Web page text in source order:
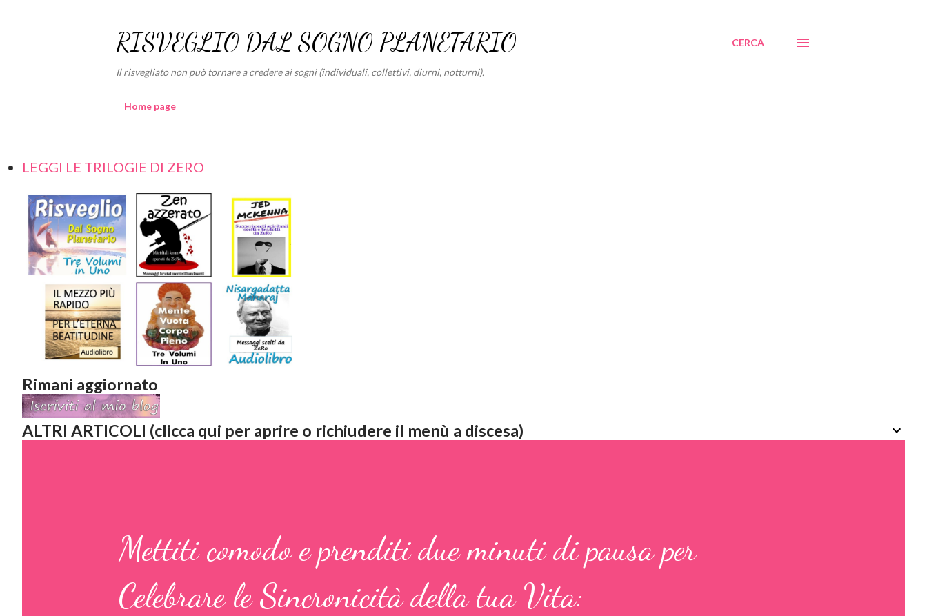
RISVEGLIO DAL SOGNO PLANETARIO
Il risvegliato non può tornare a credere ai sogni (individuali, collettivi, diurni, notturni).
CERCA
Home page
LEGGI LE TRILOGIE DI ZERO
Rimani aggiornato
ALTRI ARTICOLI (clicca qui per aprire o richiudere il menù a discesa)
Mettiti comodo e prenditi due minuti di pausa per
Celebrare le Sincronicità della tua Vita: